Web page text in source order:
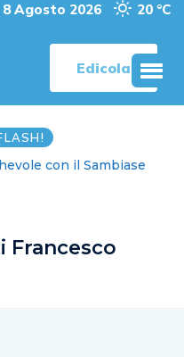
Agosto 2026 20 °C
Edicola
con il Sambiase